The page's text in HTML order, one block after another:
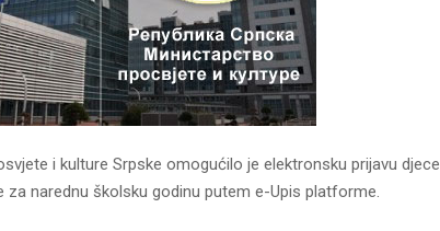
i kulture Srpske omogućilo je elektronsku prijavu djece
narednu školsku godinu putem e-Upis platforme.